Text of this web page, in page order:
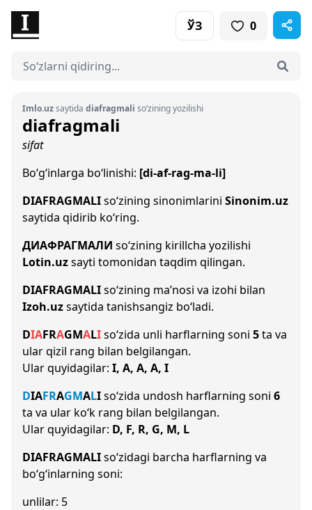
ЎЗ 0
Imlo.uzsaytida diafragmali so‘zining yozilishi
diafragmali
sifat
Bo‘g‘inlarga bo‘linishi: [di-af-rag-ma-li]
DIAFRAGMALIso‘zining sinonimlarini Sinonim.uz
saytida qidirib ko‘ring.
ДИАФРАГМАЛИ so‘zining kirillcha yozilishi
Lotin.uzsayti tomonidan taqdim qilingan.
DIAFRAGMALIso‘zining ma’nosi va izohi bilan
Izoh.uzsaytida tanishsangiz bo‘ladi.
DIAFRAGMALIso‘zida unli harflarning soni 5ta va
ular qizil rang bilan belgilangan.
Ular quyidagilar: I, A, A, A, I
DIAFRAGMALIso‘zida undosh harflarning soni 6
ta va ular ko‘k rang bilan belgilangan.
Ular quyidagilar: D, F, R, G, M, L
DIAFRAGMALIso‘zidagi barcha harflarning va
bo‘g‘inlarning soni:
unlilar: 5